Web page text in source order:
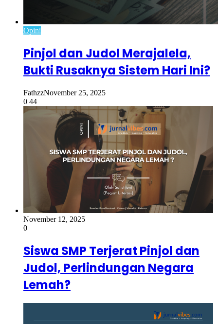
Opini
Pinjol dan Judol Merajalela,
Bukti Rusaknya Sistem Hari Ini?
FathzzNovember 25, 2025
0 44
November 12, 2025
0
Siswa SMP Terjerat Pinjol dan
Judol, Perlindungan Negara
Lemah?